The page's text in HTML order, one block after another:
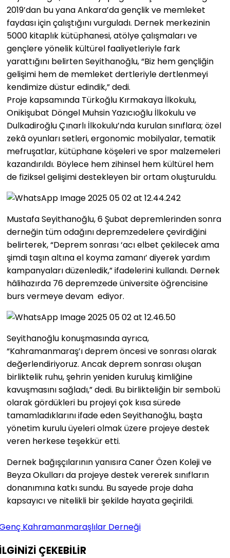
2019’dan bu yana Ankara’da gençlik ve memleket
faydası için çalıştığını vurguladı. Dernek merkezinin
5000 kitaplık kütüphanesi, atölye çalışmaları ve
gençlere yönelik kültürel faaliyetleriyle fark
yarattığını belirten Seyithanoğlu, “Biz hem gençliğin
gelişimi hem de memleket dertleriyle dertlenmeyi
kendimize düstur edindik,” dedi.
Proje kapsamında Türkoğlu Kırmakaya İlkokulu,
Onikişubat Döngel Muhsin Yazıcıoğlu İlkokulu ve
Dulkadiroğlu Çınarlı İlkokulu’nda kurulan sınıflara; özel
zekâ oyunları setleri, ergonomic mobilyalar, tematik
mefruşatlar, kütüphane köşeleri ve spor malzemeleri
kazandırıldı. Böylece hem zihinsel hem kültürel hem
de fiziksel gelişimi destekleyen bir ortam oluşturuldu.
Mustafa Seyithanoğlu, 6 Şubat depremlerinden sonra
derneğin tüm odağını depremzedelere çevirdiğini
belirterek, “Deprem sonrası ‘acı elbet çekilecek ama
şimdi taşın altına el koyma zamanı’ diyerek yardım
kampanyaları düzenledik,” ifadelerini kullandı. Dernek
hâlihazırda 76 depremzede üniversite öğrencisine
burs vermeye devam ediyor.
Seyithanoğlu konuşmasında ayrıca,
“Kahramanmaraş’ı deprem öncesi ve sonrası olarak
değerlendiriyoruz. Ancak deprem sonrası oluşan
birliktelik ruhu, şehrin yeniden kuruluş kimliğine
kavuşmasını sağladı,” dedi. Bu birlikteliğin bir sembolü
olarak gördükleri bu projeyi çok kısa sürede
tamamladıklarını ifade eden Seyithanoğlu, başta
yönetim kurulu üyeleri olmak üzere projeye destek
veren herkese teşekkür etti.
Dernek bağışçılarının yanısıra Caner Özen Koleji ve
Beyza Okulları da projeye destek vererek sınıfların
donanımına katkı sundu. Bu sayede proje daha
kapsayıcı ve nitelikli bir şekilde hayata geçirildi.
Kahramanmaraşlılar Derneği
ÇEKEBİLİR